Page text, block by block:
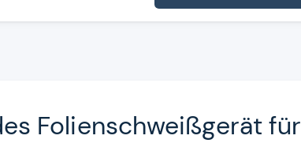
Foli­en­schweiß­ge­rät für